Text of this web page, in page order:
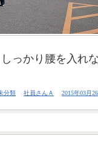
っかり腰を入れ
分類 社員さんＡ 2015年03月